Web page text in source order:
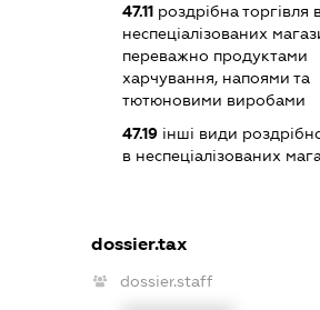
47.11роздрібна торгівля
неспеціалізованих
переважно продуктами
харчування, напоями та
тютюновими виробами
47.19інші види
в неспеціалізованих
dossier.tax
dossier.staff